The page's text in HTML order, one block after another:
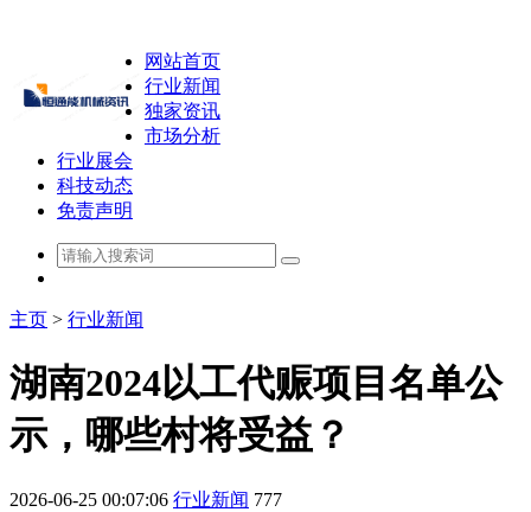
网站首页
行业新闻
独家资讯
市场分析
行业展会
科技动态
免责声明
主页 > 行业新闻
湖南2024以工代赈项目名单公
示，哪些村将受益？
2026-06-25 00:07:06 行业新闻 777